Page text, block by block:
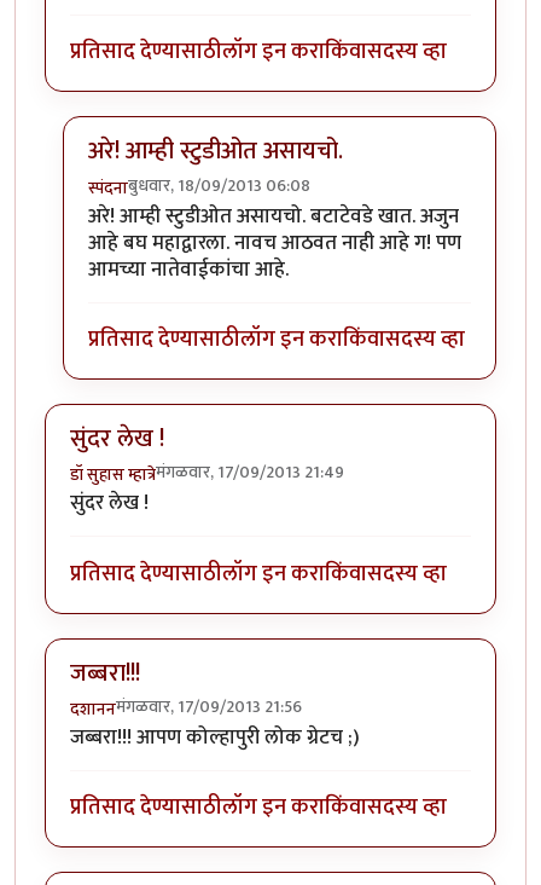
प्रतिसाद देण्यासाठीलॉग इन कराकिंवासदस्य व्हा
अरे! आम्ही स्टुडीओत असायचो.
स्पंदनाबुधवार, 18/09/2013 06:08
In reply toहैंगाश्शी !byसस्नेह
अरे! आम्ही स्टुडीओत असायचो. बटाटेवडे खात. अजुन
आहे बघ महाद्वारला. नावच आठवत नाही आहे ग! पण
आमच्या नातेवाईकांचा आहे.
प्रतिसाद देण्यासाठीलॉग इन कराकिंवासदस्य व्हा
सुंदर लेख !
डॉ सुहास म्हात्रेमंगळवार, 17/09/2013 21:49
सुंदर लेख !
प्रतिसाद देण्यासाठीलॉग इन कराकिंवासदस्य व्हा
जब्बरा!!!
दशाननमंगळवार, 17/09/2013 21:56
जब्बरा!!! आपण कोल्हापुरी लोक ग्रेटच ;)
प्रतिसाद देण्यासाठीलॉग इन कराकिंवासदस्य व्हा